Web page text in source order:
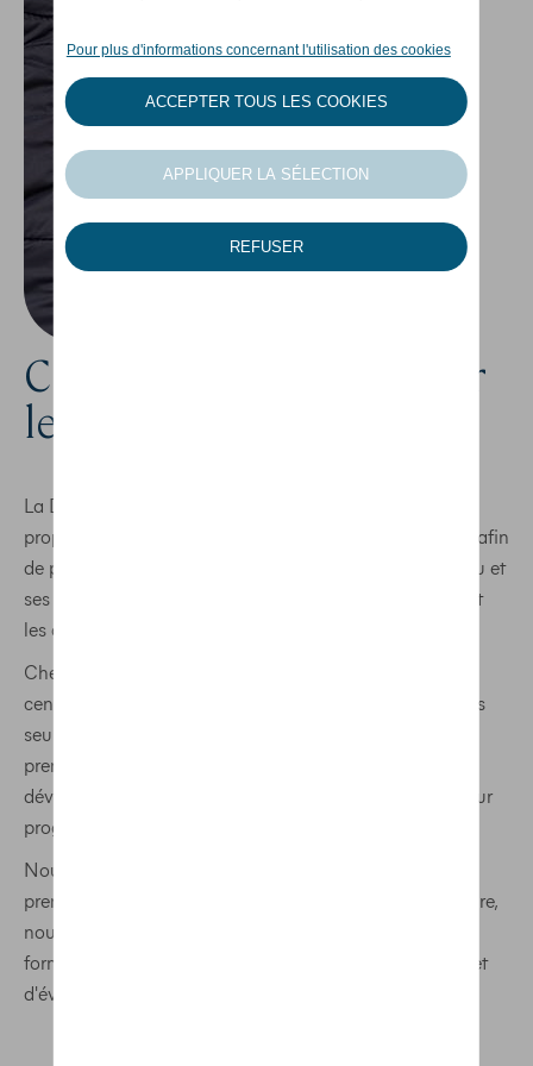
Centre d'excellence pour
le développement
La D'Ieteren Academy est un centre d'excellence qui
propose des activités d'apprentissage de haute qualité afin
de permettre aux collaborateurs de D'Ieteren, son réseau et
ses filiales de développer la performance, l'autonomie et
les compétences pour construire la mobilité de demain.
Chez D’Ieteren, le développement occupe une place
centrale. Notre devise ‘Moving People Forward’ n'est pas
seulement un slogan, mais un engagement que nous
prenons à cœur. Nous croyons fermement que le
développement personnel et professionnel est la clé pour
progresser, tant individuellement que collectivement.
Nous encourageons chacun de nos collaborateurs à
prendre leur propre développement en main. Pour ce faire,
nous mettons à leur disposition une multitude de
formations qui leur permettent de grandir, d'apprendre et
d'évoluer au sein de notre entreprise.